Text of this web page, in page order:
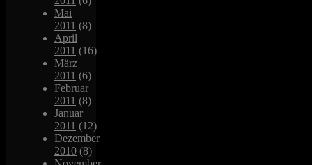
Mai
2011 (8)
April
2011 (16)
März
2011 (6)
Februar
2011 (8)
Januar
2011 (12)
Dezember
2010 (8)